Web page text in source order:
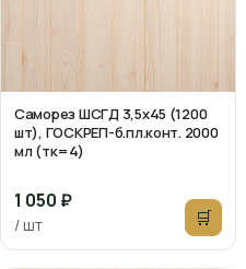
Саморез ШСГД 3,5х45 (1200
шт), ГОСКРЕП-б.пл.конт. 2000
мл (тк=4)
1 050 ₽
/ шт 🛒